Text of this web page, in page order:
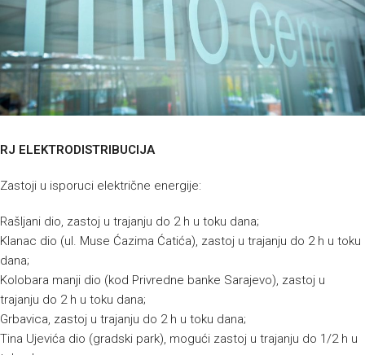
RJ ELEKTRODISTRIBUCIJA
Zastoji u isporuci električne energije:
Rašljani dio, zastoj u trajanju do 2 h u toku dana;
Klanac dio (ul. Muse Ćazima Ćatića), zastoj u trajanju do 2 h u toku
dana;
Kolobara manji dio (kod Privredne banke Sarajevo), zastoj u
trajanju do 2 h u toku dana;
Grbavica, zastoj u trajanju do 2 h u toku dana;
Tina Ujevića dio (gradski park), mogući zastoj u trajanju do 1/2 h u